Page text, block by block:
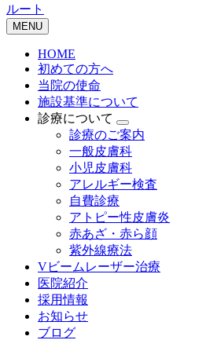
ルート
MENU
HOME
初めての方へ
当院の使命
施設基準について
診療について
診療のご案内
一般皮膚科
小児皮膚科
アレルギー検査
自費診療
アトピー性皮膚炎
赤あざ・赤ら顔
紫外線療法
Vビームレーザー治療
医院紹介
採用情報
お知らせ
ブログ